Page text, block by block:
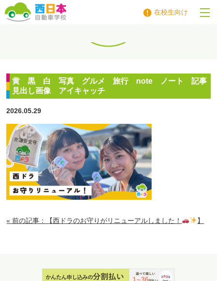
在校生向け
黄 黒 白 写真 グルメ 旅行 note ノート 記事
見出し画像 アイキャッチ
2026.05.29
« 前の記事：【西ドラのお守りがリニューアルしました！ 】